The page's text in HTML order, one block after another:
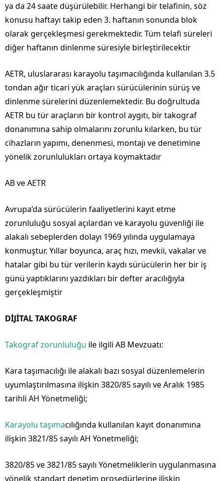
ya da 24 saate düşürülebilir. Herhangi bir telafinin, söz
konusu haftayı takip eden 3. haftanın sonunda blok
olarak gerçekleşmesi gerekmektedir. Tüm telafi süreleri
diğer haftanın dinlenme süresiyle birleştirilecektir
AETR, uluslararası karayolu taşımacılığında kullanılan 3.5
tondan ağır ticari yük araçları sürücülerinin sürüş ve
dinlenme sürelerini düzenlemektedir. Bu doğrultuda
AETR bu tür araçların bir kontrol aygıtı, bir takograf
donanımına sahip olmalarını zorunlu kılarken, bu tür
cihazların yapımı, denenmesi, montajı ve denetimine
yönelik zorunlulukları ortaya koymaktadır
AB ve AETR
Avrupa’da sürücülerin faaliyetlerini kayıt etme
zorunluluğu sosyal açılardan ve karayolu güvenliği ile
alakalı sebeplerden dolayı 1969 yılında uygulamaya
konmuştur. Yıllar boyunca, araç hızı, mevkii, vakalar ve
hatalar gibi bu tür verilerin kaydı sürücülerin her bir iş
günü yaptıklarını yazdıkları bir defter aracılığıyla
gerçekleşmiştir
DİJİTAL TAKOGRAF
Takograf zorunluluğu ile ilgili AB Mevzuatı:
Kara taşımacılığı ile alakalı bazı sosyal düzenlemelerin
uyumlaştırılmasına ilişkin 3820/85 sayılı ve Aralık 1985
tarihli AH Yönetmeliği;
Karayolu taşımacılığında kullanılan kayıt donanımına
ilişkin 3821/85 sayılı AH Yönetmeliği;
3820/85 ve 3821/85 sayılı Yönetmeliklerin uygulanmasına
yönelik standart denetim prosedürlerine ilişkin